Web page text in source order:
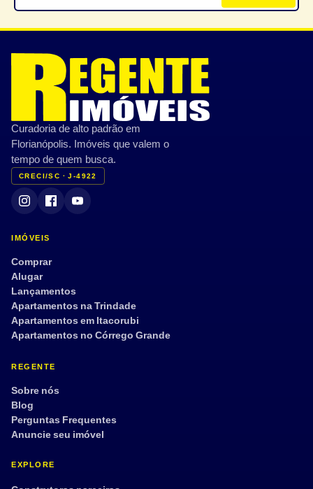
Curadoria de alto padrão em
Florianópolis. Imóveis que valem o
tempo de quem busca.
CRECI/SC · J-4922
IMÓVEIS
Comprar
Alugar
Lançamentos
Apartamentos na Trindade
Apartamentos em Itacorubi
Apartamentos no Córrego Grande
REGENTE
Sobre nós
Blog
Perguntas Frequentes
Anuncie seu imóvel
EXPLORE